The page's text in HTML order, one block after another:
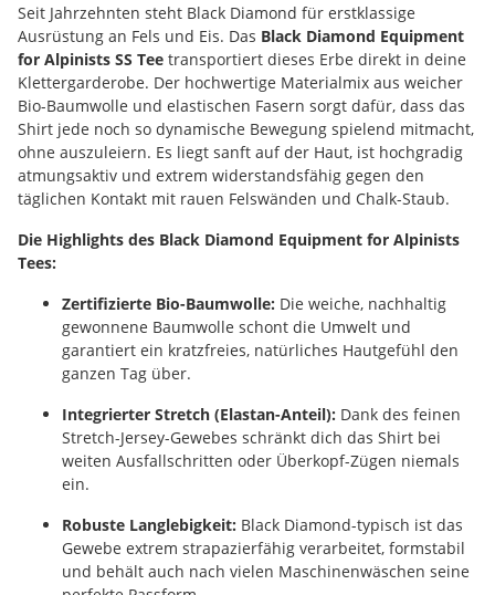
Seit Jahrzehnten steht Black Diamond für erstklassige
Ausrüstung an Fels und Eis. Das Black Diamond Equipment
for Alpinists SS Tee transportiert dieses Erbe direkt in deine
Klettergarderobe. Der hochwertige Materialmix aus weicher
Bio-Baumwolle und elastischen Fasern sorgt dafür, dass das
Shirt jede noch so dynamische Bewegung spielend mitmacht,
ohne auszuleiern. Es liegt sanft auf der Haut, ist hochgradig
atmungsaktiv und extrem widerstandsfähig gegen den
täglichen Kontakt mit rauen Felswänden und Chalk-Staub.
Die Highlights des Black Diamond Equipment for Alpinists
Tees:
Zertifizierte Bio-Baumwolle: Die weiche, nachhaltig
gewonnene Baumwolle schont die Umwelt und
garantiert ein kratzfreies, natürliches Hautgefühl den
ganzen Tag über.
Integrierter Stretch (Elastan-Anteil): Dank des feinen
Stretch-Jersey-Gewebes schränkt dich das Shirt bei
weiten Ausfallschritten oder Überkopf-Zügen niemals
ein.
Robuste Langlebigkeit: Black Diamond-typisch ist das
Gewebe extrem strapazierfähig verarbeitet, formstabil
und behält auch nach vielen Maschinenwäschen seine